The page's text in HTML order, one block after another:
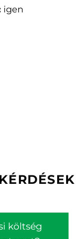
igen
költség